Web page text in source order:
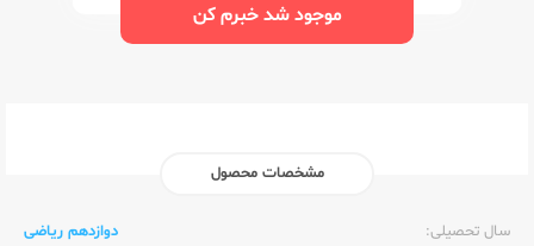
موجود شد خبرم کن
مشخصات محصول
سال تحصیلی:‌
دوازدهم ریاضی